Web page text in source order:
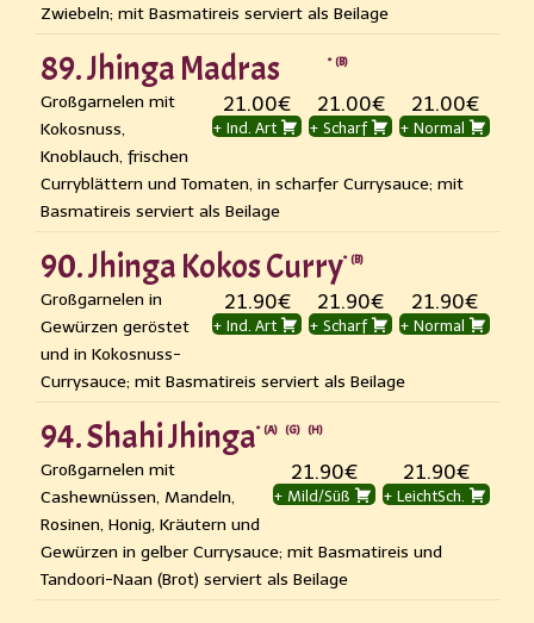
Zwiebeln; mit Basmatireis serviert als Beilage
89. Jhinga Madras B
21.00€
+ Ind. Art
21.00€
+ Scharf
21.00€
+ Normal
Großgarnelen mit
Kokosnuss,
Knoblauch, frischen
Curryblättern und Tomaten, in scharfer Currysauce; mit
Basmatireis serviert als Beilage
90. Jhinga Kokos Curry B
21.90€
+ Ind. Art
21.90€
+ Scharf
21.90€
+ Normal
Großgarnelen in
Gewürzen geröstet
und in Kokosnuss-
Currysauce; mit Basmatireis serviert als Beilage
94. Shahi Jhinga A G H
21.90€
+ Mild/Süß
21.90€
+ LeichtSch.
Großgarnelen mit
Cashewnüssen, Mandeln,
Rosinen, Honig, Kräutern und
Gewürzen in gelber Currysauce; mit Basmatireis und
Tandoori-Naan (Brot) serviert als Beilage